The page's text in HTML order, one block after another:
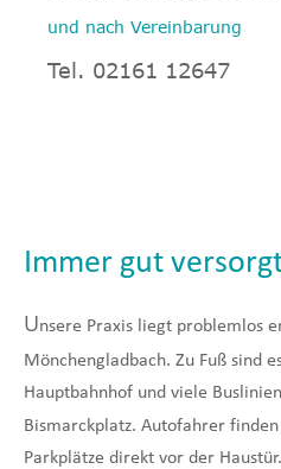
Immer gut
Unsere Praxis liegt problemlos
Mönchengladbach. Zu Fuß sind
Hauptbahnhof und viele
Bismarckplatz. Autofahrer
Parkplätze direkt vor der
und nach Vereinbarung
Tel. 02161 12647